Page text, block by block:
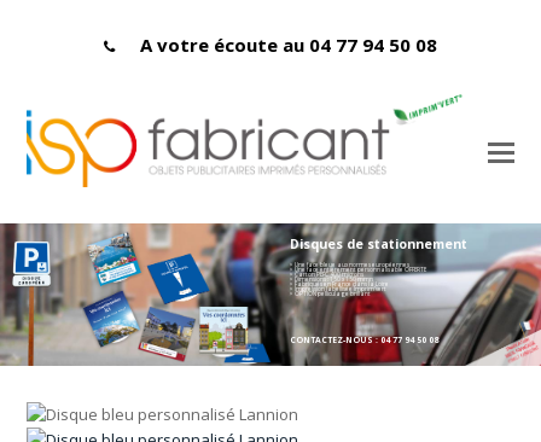
A votre écoute au 04 77 94 50 08
Disques de stationnement
> Une face bleue aux normes européennes
> Une face entièrement personnalisable OFFERTE
> Carton PEFC 400 microns
> Dimensions : 150 x 150 mmn
> Fabriqués en France dans la Loire
> Impression labellisée Imprim'vert
> OPTION pelliculage brillant
CONTACTEZ-NOUS : 04 77 94 50 08